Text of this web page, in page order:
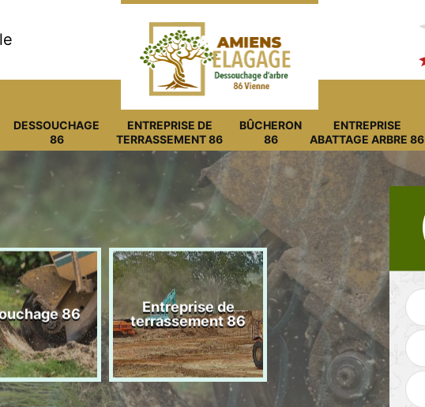
DESSOUCHAGE
86
ENTREPRISE DE
TERRASSEMENT 86
BÛCHERON
86
ENTREPRISE
ABATTAGE ARBRE 86
86
Entreprise de
terrassement 86
Bûcheron 86